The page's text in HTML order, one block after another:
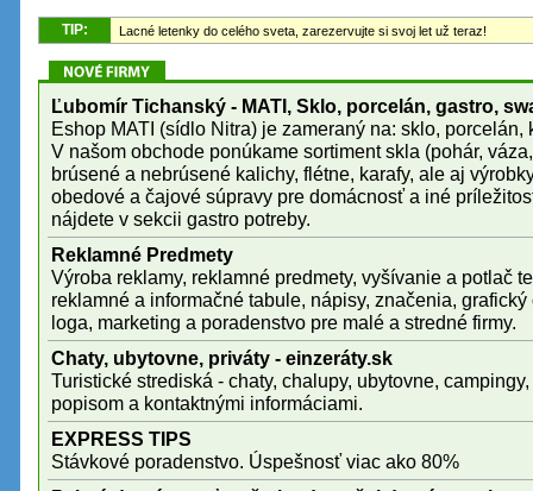
TIP: Lacné letenky do celého sveta, zarezervujte si svoj let už teraz!
Ľubomír Tichanský - MATI, Sklo, porcelán, gastro,
Eshop MATI (sídlo Nitra) je zameraný na: sklo, porcelán,
V našom obchode ponúkame sortiment skla (pohár,
brúsené a nebrúsené kalichy, flétne, karafy, ale aj
obedové a čajové súpravy pre domácnosť a iné
nájdete v sekcii gastro potreby.
Reklamné Predmety
Výroba reklamy, reklamné predmety, vyšívanie a potlač
reklamné a informačné tabule, nápisy, značenia,
loga, marketing a poradenstvo pre malé a stredné firmy.
Chaty, ubytovne, priváty - einzeráty.sk
Turistické strediská - chaty, chalupy, ubytovne,
popisom a kontaktnými informáciami.
EXPRESS TIPS
Stávkové poradenstvo. Úspešnosť viac ako 80%